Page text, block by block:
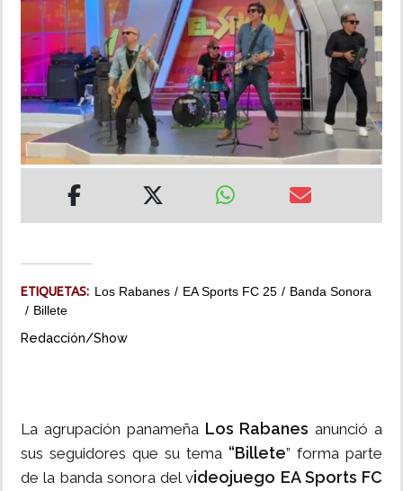
MUNDO
INSÓLITAS
MULTIMEDIA
ETIQUETAS: Los Rabanes EA Sports FC 25
Banda Sonora
Billete
Redacción/Show
La agrupación panameña Los Rabanes anunció a
sus seguidores que su tema “Billete” forma parte
de la banda sonora del videojuego EA Sports FC